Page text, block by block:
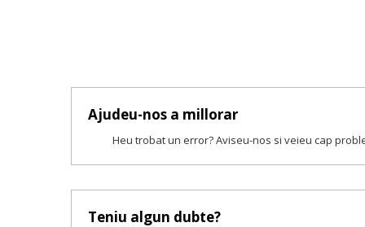
Ajudeu-nos a millorar
Heu trobat un error? Aviseu-nos si veieu cap
Teniu algun dubte?